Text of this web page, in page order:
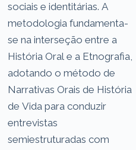
sociais e identitárias. A
metodologia fundamenta-
se na interseção entre a
História Oral e a Etnografia,
adotando o método de
Narrativas Orais de História
de Vida para conduzir
entrevistas
semiestruturadas com